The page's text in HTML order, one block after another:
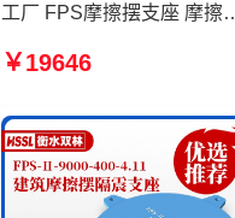
工厂 FPS摩擦摆支座 摩擦
3.48厂家 建筑隔震摩擦摆
￥19646